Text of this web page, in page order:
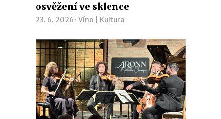
osvěžení ve sklence
23. 6. 2026 · Víno Kultura